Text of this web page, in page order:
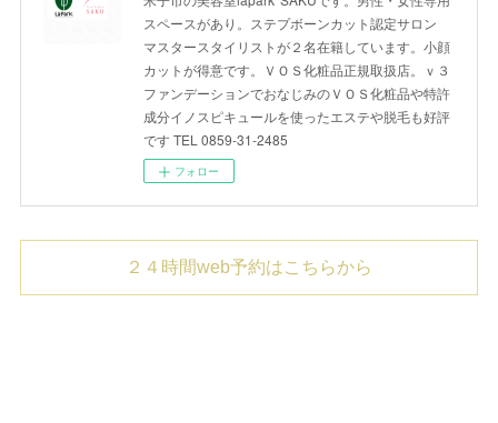
スペースがあり。ステプボーンカット認定サロン
マスタースタイリストが２名在籍しています。小顔
カットが得意です。ＶＯＳ化粧品正規取扱店。ｖ３
ファンデーションでおなじみのＶＯＳ化粧品や特許
成分イノスピキュールを使ったエステや脱毛も好評
です TEL 0859-31-2485
フォロー
２４時間web予約はこちらから